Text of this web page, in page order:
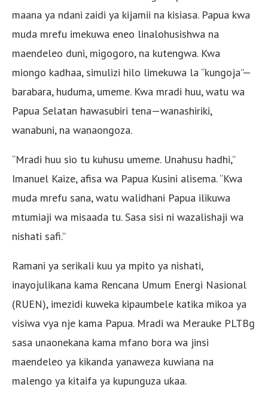
maana ya ndani zaidi ya kijamii na kisiasa. Papua kwa
muda mrefu imekuwa eneo linalohusishwa na
maendeleo duni, migogoro, na kutengwa. Kwa
miongo kadhaa, simulizi hilo limekuwa la “kungoja”—
barabara, huduma, umeme. Kwa mradi huu, watu wa
Papua Selatan hawasubiri tena—wanashiriki,
wanabuni, na wanaongoza.
“Mradi huu sio tu kuhusu umeme. Unahusu hadhi,”
Imanuel Kaize, afisa wa Papua Kusini alisema. “Kwa
muda mrefu sana, watu walidhani Papua ilikuwa
mtumiaji wa misaada tu. Sasa sisi ni wazalishaji wa
nishati safi.”
Ramani ya serikali kuu ya mpito ya nishati,
inayojulikana kama Rencana Umum Energi Nasional
(RUEN), imezidi kuweka kipaumbele katika mikoa ya
visiwa vya nje kama Papua. Mradi wa Merauke PLTBg
sasa unaonekana kama mfano bora wa jinsi
maendeleo ya kikanda yanaweza kuwiana na
malengo ya kitaifa ya kupunguza ukaa.